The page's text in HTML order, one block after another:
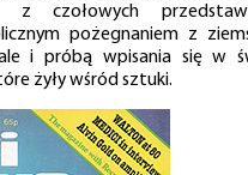
z czołowych
pożegnaniem z
i próbą wpisania się w
żyły wśród sztuki.